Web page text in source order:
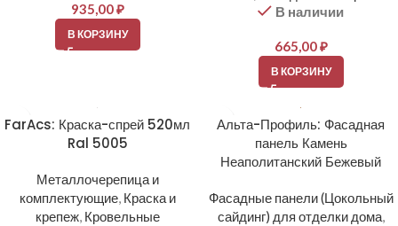
935,00₽
В КОРЗИНУ
В наличии
665,00₽
В КОРЗИНУ
FarAcs: Краска-спрей 520мл
Ral 5005
Металлочерепица и
комплектующие, Краска и
крепеж, Кровельные
Альта-Профиль: Фасадная
панель Камень
Неаполитанский Бежевый
Фасадные панели (Цокольный
сайдинг) для отделки дома,